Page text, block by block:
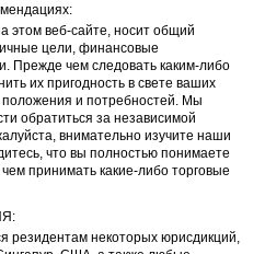
этом веб-сайте, носит общий
цели, финансовые
Прежде чем следовать каким-либо
их пригодность в свете ваших
и потребностей. Мы
обратиться за независимой
внимательно изучите наши
что вы полностью понимаете
принимать какие-либо торговые
резидентам некоторых юрисдикций,